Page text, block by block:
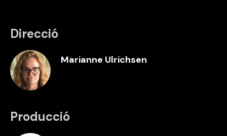
Direcció
Marianne Ulrichsen
Producció